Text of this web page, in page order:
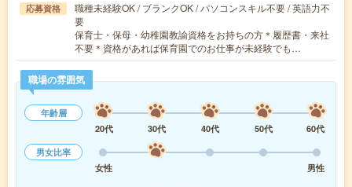
応募資格
職種未経験OK / ブランクOK / パソコンスキル不要 / 英語力不
要
保育士・保母・幼稚園教諭資格をお持ちの方＊履歴書・来社
不要＊資格があれば保育園でのお仕事が未経験でも…
職場の雰囲気
年齢層
20代
30代 40代 50代
60代
男女比率
女性
男性